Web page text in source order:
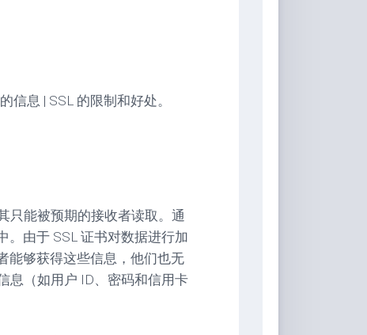
信息 | SSL 的限制和好处。
只能被预期的接收者读取。通
。由于 SSL 证书对数据进行加
能够获得这些信息，他们也无
息（如用户 ID、密码和信用卡